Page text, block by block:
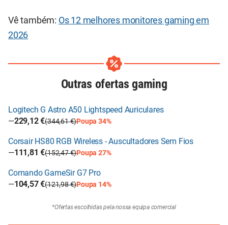
Vê também: Os 12 melhores monitores gaming em
2026
Outras ofertasgaming
Logitech G Astro A50 Lightspeed Auriculares
—229,12 €(344,61 €)Poupa 34%
Corsair HS80 RGB Wireless - Auscultadores Sem Fios
—111,81 €(152,47 €)Poupa 27%
Comando GameSir G7 Pro
—104,57 €(121,98 €)Poupa 14%
*Ofertas escolhidas pela nossa equipa comercial